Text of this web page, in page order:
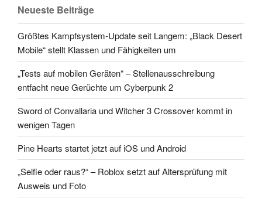
Neueste Beiträge
Größtes Kampfsystem-Update seit Langem: „Black Desert
Mobile“ stellt Klassen und Fähigkeiten um
„Tests auf mobilen Geräten“ – Stellenausschreibung
entfacht neue Gerüchte um Cyberpunk 2
Sword of Convallaria und Witcher 3 Crossover kommt in
wenigen Tagen
Pine Hearts startet jetzt auf iOS und Android
„Selfie oder raus?“ – Roblox setzt auf Altersprüfung mit
Ausweis und Foto